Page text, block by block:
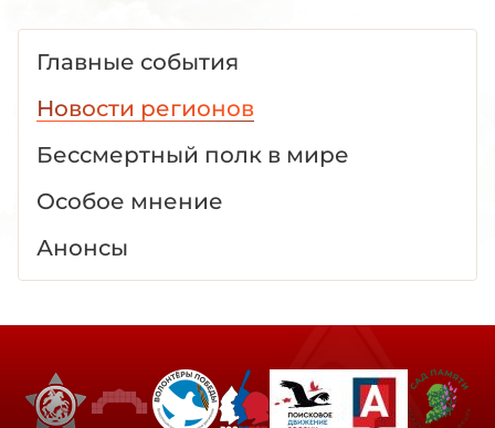
Главные события
Новости регионов
Бессмертный полк в мире
Особое мнение
Анонсы